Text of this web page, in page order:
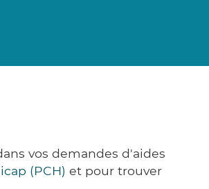
vos demandes d'aides
(PCH) et pour trouver